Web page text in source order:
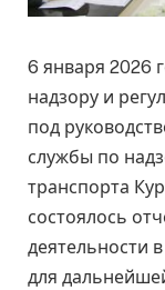
6 января 2026
надзору и
под
службы по
транспорта
состоялось
деятельности
для